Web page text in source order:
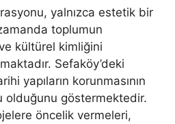
yalnızca estetik bir
toplumun
kültürel kimliğini
Sefaköy’deki
yapıların korunmasının
olduğunu göstermektedir.
öncelik vermeleri,